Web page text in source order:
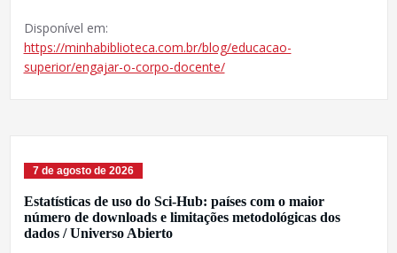
Disponível em:
https://minhabiblioteca.com.br/blog/educacao-
superior/engajar-o-corpo-docente/
7 de agosto de 2026
Estatísticas de uso do Sci-Hub: países com o maior
número de downloads e limitações metodológicas dos
dados / Universo Abierto